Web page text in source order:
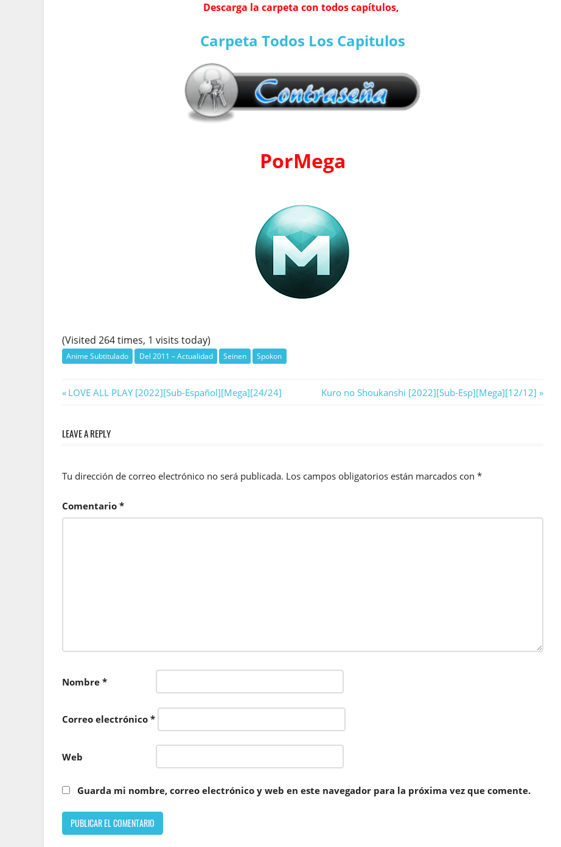
Descarga la carpeta con todos capítulos,
Carpeta Todos Los Capitulos
PorMega
(Visited 264 times, 1 visits today)
Anime Subtitulado Del 2011 – Actualidad Seinen Spokon
Navegación
entradas
Previous
LOVE ALL PLAY [2022][Sub-Español][Mega][24/24]
Next
Kuro no Shoukanshi [2022][Sub-Esp][Mega][12/12]
LEAVE A REPLY
Tu dirección de correo electrónico no será publicada. Los campos obligatorios están marcados con *
Comentario *
Nombre *
Correo electrónico *
Web
Guarda mi nombre, correo electrónico y web en este navegador para la próxima vez que comente.